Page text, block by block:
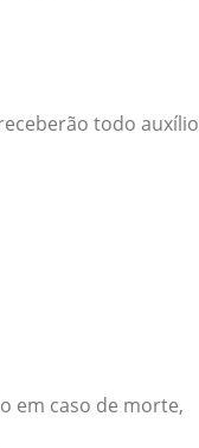
todo auxílio
em caso de morte,